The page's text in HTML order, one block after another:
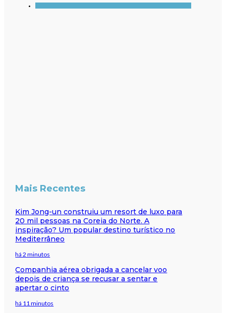
Mais Recentes
Kim Jong-un construiu um resort de luxo para
20 mil pessoas na Coreia do Norte. A
inspiração? Um popular destino turístico no
Mediterrâneo
há 2 minutos
Companhia aérea obrigada a cancelar voo
depois de criança se recusar a sentar e
apertar o cinto
há 11 minutos